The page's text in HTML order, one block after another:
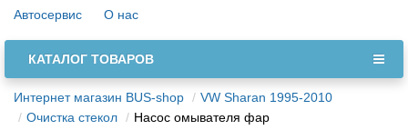
Автосервис
О нас
КАТАЛОГ ТОВАРОВ
Интернет магазин BUS-shop
VW Sharan 1995-2010
Очистка стекол
Насос омывателя фар